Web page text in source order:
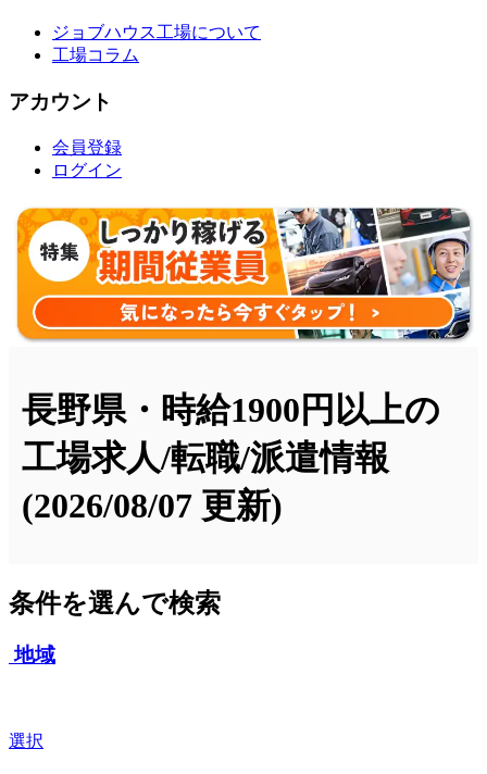
ジョブハウス工場について
工場コラム
アカウント
会員登録
ログイン
長野県・時給1900円以上の
工場求人/転職/派遣情報
(2026/08/07 更新)
条件を選んで検索
地域
選択